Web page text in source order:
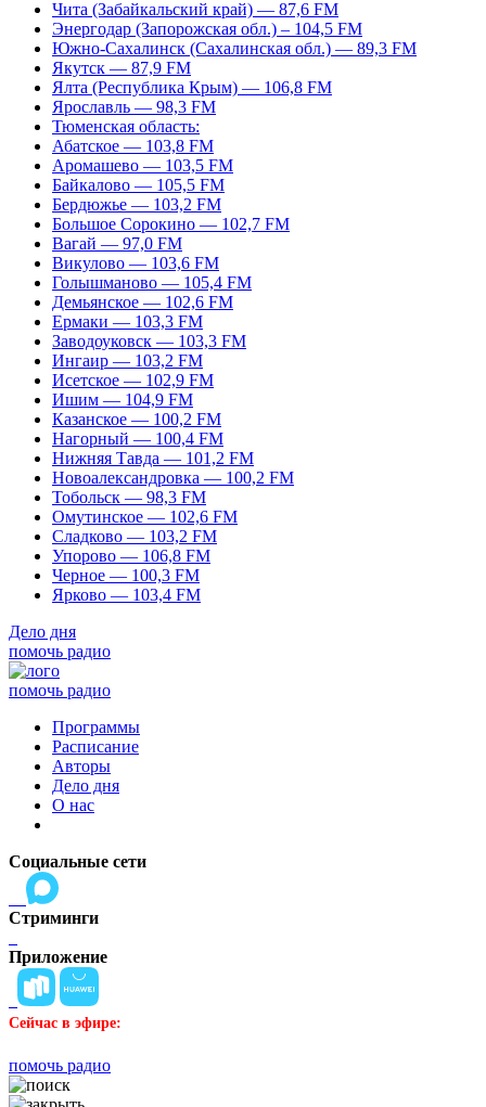
Чита (Забайкальский край) — 87,6 FM
Энергодар (Запорожская обл.) – 104,5 FM
Южно-Сахалинск (Сахалинская обл.) — 89,3 FM
Якутск — 87,9 FM
Ялта (Республика Крым) — 106,8 FM
Ярославль — 98,3 FM
Тюменская область:
Абатское — 103,8 FM
Аромашево — 103,5 FM
Байкалово — 105,5 FM
Бердюжье — 103,2 FM
Большое Сорокино — 102,7 FM
Вагай — 97,0 FM
Викулово — 103,6 FM
Голышманово — 105,4 FM
Демьянское — 102,6 FM
Ермаки — 103,3 FM
Заводоуковск — 103,3 FM
Ингаир — 103,2 FM
Исетское — 102,9 FM
Ишим — 104,9 FM
Казанское — 100,2 FM
Нагорный — 100,4 FM
Нижняя Тавда — 101,2 FM
Новоалександровка — 100,2 FM
Тобольск — 98,3 FM
Омутинское — 102,6 FM
Сладково — 103,2 FM
Упорово — 106,8 FM
Черное — 100,3 FM
Ярково — 103,4 FM
Дело дня
помочь радио
помочь радио
Программы
Расписание
Авторы
Дело дня
О нас
Социальные сети
Стриминги
Приложение
Сейчас в эфире:
помочь радио